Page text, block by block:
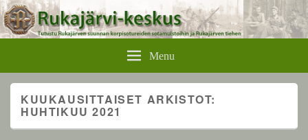
Rukajärvikeskus
Menu
KUUKAUSITTAISET ARKISTOT:
HUHTIKUU 2021